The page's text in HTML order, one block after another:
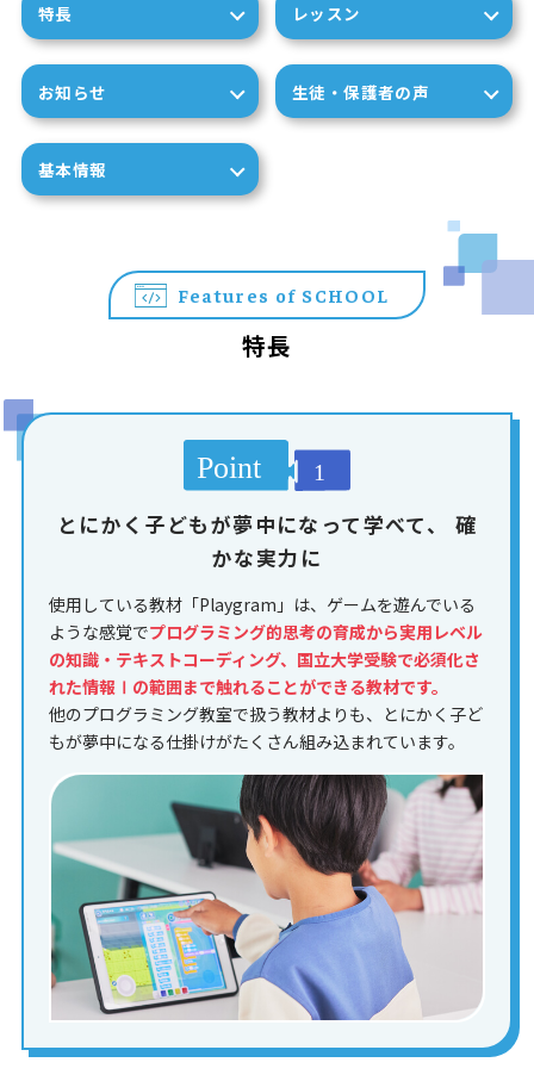
特長 レッスン
お知らせ 生徒・保護者の声
基本情報
Features of SCHOOL
特長
とにかく子どもが夢中になって学べて、
確
かな実力に
使用している教材「Playgram」は、ゲームを遊んでいる
ような感覚でプログラミング的思考の育成から実用レベル
の知識・テキストコーディング、国立大学受験で必須化さ
れた情報Ⅰの範囲まで触れることができる教材です。
他のプログラミング教室で扱う教材よりも、とにかく子ど
もが夢中になる仕掛けがたくさん組み込まれています。